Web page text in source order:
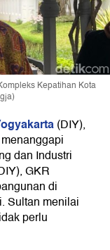
Kepatihan Kota
(DIY),
dan Industri
GKR
di
Sultan menilai
perlu